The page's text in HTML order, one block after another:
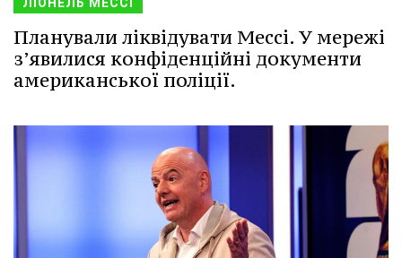
Планували ліквідувати Мессі. У мережі
з’явилися конфіденційні документи
американської поліції.